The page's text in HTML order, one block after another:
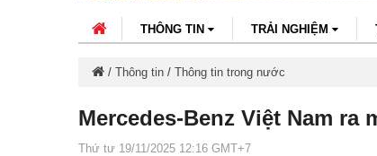
THÔNG TIN TRẢI NGHIỆM
/ Thông tin / Thông tin trong nước
Mercedes-Benz Việt Nam ra
Thứ tư 19/11/2025 12:16 GMT+7